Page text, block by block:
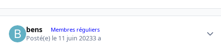
bens Membres réguliers
Posté(e) le 11 juin 20233 a